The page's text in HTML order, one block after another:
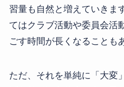
習量も自然と増えていきま
てはクラブ活動や委員会活
ごす時間が長くなることも
ただ、それを単純に「大変